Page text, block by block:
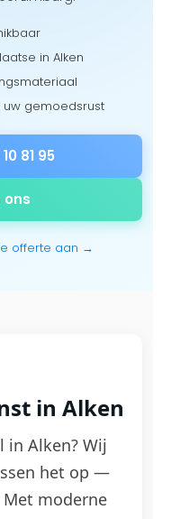
in Alken
gemoedsrust
81 95
ons
offerte aan →
in Alken
in Alken? Wij
het op —
moderne